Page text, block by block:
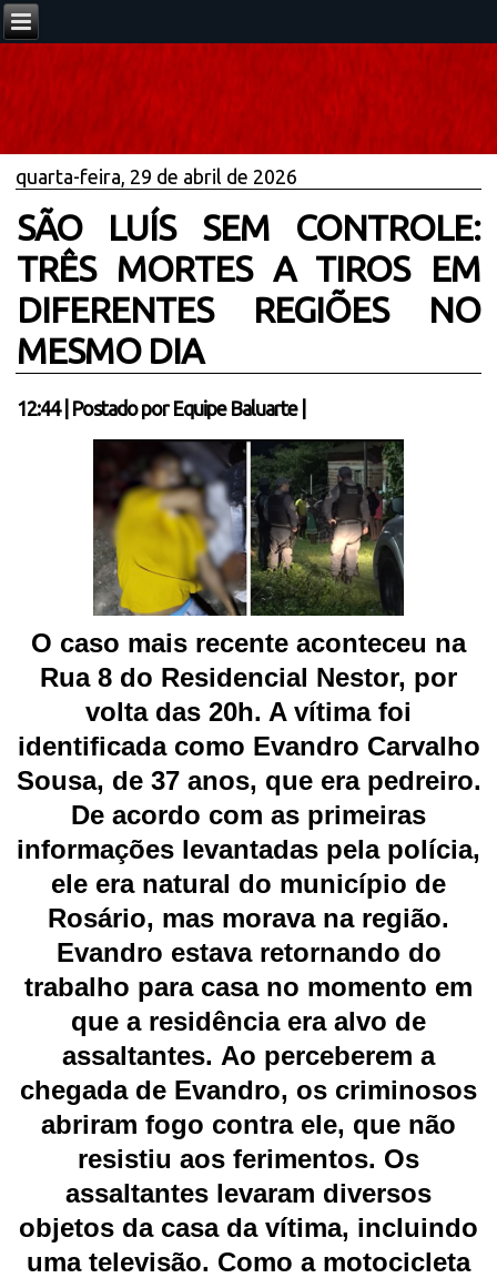
quarta-feira, 29 de abril de 2026
SÃO LUÍS SEM CONTROLE:
TRÊS MORTES A TIROS EM
DIFERENTES REGIÕES NO
MESMO DIA
12:44| Postado por Equipe Baluarte
O caso mais recente aconteceu na
Rua 8 do Residencial Nestor, por
volta das 20h. A vítima foi
identificada como Evandro Carvalho
Sousa, de 37 anos, que era pedreiro.
De acordo com as primeiras
informações levantadas pela polícia,
ele era natural do município de
Rosário, mas morava na região.
Evandro estava retornando do
trabalho para casa no momento em
que a residência era alvo de
assaltantes. Ao perceberem a
chegada de Evandro, os criminosos
abriram fogo contra ele, que não
resistiu aos ferimentos. Os
assaltantes levaram diversos
objetos da casa da vítima, incluindo
uma televisão. Como a motocicleta